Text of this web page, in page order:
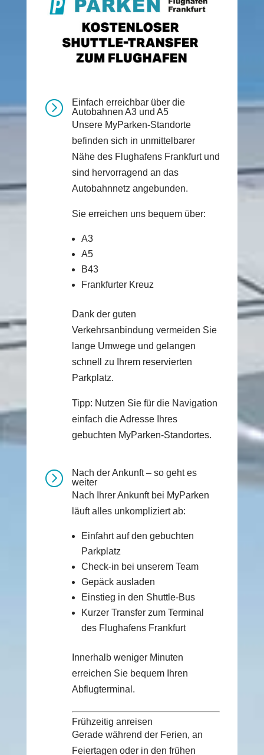
=
Einfach erreichbar über die
Autobahnen A3 und A5
Unsere MyParken-Standorte
befinden sich in unmittelbarer
Nähe des Flughafens Frankfurt und
sind hervorragend an das
Autobahnnetz angebunden.
Sie erreichen uns bequem über:
A3
A5
B43
Frankfurter Kreuz
Dank der guten
Verkehrsanbindung vermeiden Sie
lange Umwege und gelangen
schnell zu Ihrem reservierten
Parkplatz.
Tipp: Nutzen Sie für die Navigation
einfach die Adresse Ihres
gebuchten MyParken-Standortes.
=
Nach der Ankunft – so geht es
weiter
Nach Ihrer Ankunft bei MyParken
läuft alles unkompliziert ab:
Einfahrt auf den gebuchten
Parkplatz
Check-in bei unserem Team
Gepäck ausladen
Einstieg in den Shuttle-Bus
Kurzer Transfer zum Terminal
des Flughafens Frankfurt
Innerhalb weniger Minuten
erreichen Sie bequem Ihren
Abflugterminal.
Frühzeitig anreisen
Gerade während der Ferien, an
Feiertagen oder in den frühen